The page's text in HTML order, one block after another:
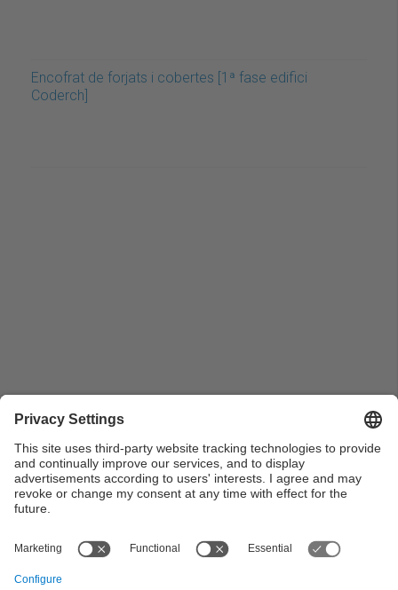
Encofrat de forjats i cobertes [1ª fase edifici
Coderch]
Encofrats del forjat i cobertes [1ª fase construcció
edifici Coderch]